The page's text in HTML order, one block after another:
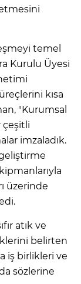
temel
Kurulu Üyesi
kısa
"Kurumsal
çeşitli
imzaladık.
üzerinde
atık ve
belirten
iş birlikleri ve
sözlerine